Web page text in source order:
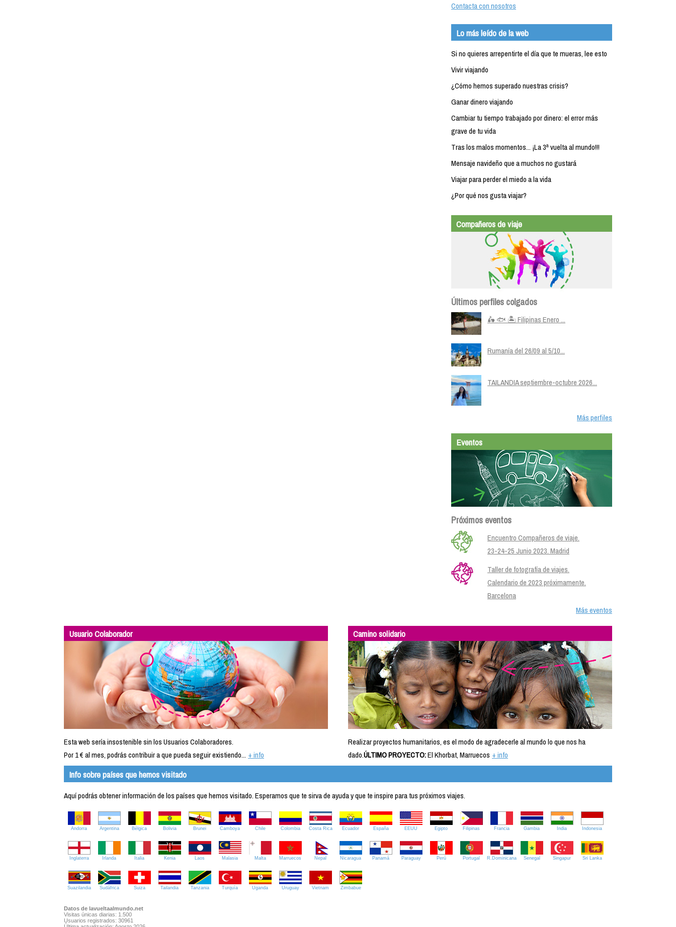
Contacta con nosotros
Lo más leído de la web
Si no quieres arrepentirte el día que te mueras, lee esto
Vivir viajando
¿Cómo hemos superado nuestras crisis?
Ganar dinero viajando
Cambiar tu tiempo trabajado por dinero: el error más
grave de tu vida
Tras los malos momentos... ¡La 3ª vuelta al mundo!!!
Mensaje navideño que a muchos no gustará
Viajar para perder el miedo a la vida
¿Por qué nos gusta viajar?
Compañeros de viaje
Últimos perfiles colgados
🛵 🐟 🏝️ Filipinas Enero ...
Rumanía del 26/09 al 5/10...
TAILANDIA septiembre-octubre 2026...
Más perfiles
Eventos
Próximos eventos
Encuentro Compañeros de viaje.
23-24-25 Junio 2023. Madrid
Taller de fotografía de viajes.
Calendario de 2023 próximamente.
Barcelona
Más eventos
Usuario Colaborador
Esta web sería insostenible sin los Usuarios Colaboradores.
Por 1 € al mes, podrás contribuir a que pueda seguir existiendo... + info
Camino solidario
Realizar proyectos humanitarios, es el modo de agradecerle al mundo lo que nos ha
dado.ÚLTIMO PROYECTO:El Khorbat, Marruecos + info
Info sobre países que hemos visitado
Aquí podrás obtener información de los países que hemos visitado. Esperamos que te sirva de ayuda y que te inspire para tus próximos viajes.
Andorra Argentina Bélgica Bolivia Brunei Camboya Chile Colombia Costa Rica Ecuador España EEUU Egipto Filipinas Francia Gambia India Indonesia
Inglaterra Irlanda Italia Kenia Laos Malasia Malta Marruecos Nepal Nicaragua Panamá Paraguay Perú Portugal R.Dominicana Senegal Singapur Sri Lanka
Suazilandia Sudáfrica Suiza Tailandia Tanzania Turquía Uganda Uruguay Vietnam Zimbabue
Datos de lavueltaalmundo.net
Visitas únicas diarias: 1.500
Usuarios registrados: 30961